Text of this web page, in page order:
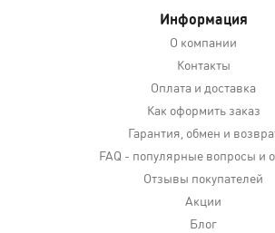
Информация
О компании
Контакты
Оплата и доставка
Как оформить заказ
Гарантия, обмен и
FAQ - популярные вопросы и
Отзывы покупателей
Акции
Блог